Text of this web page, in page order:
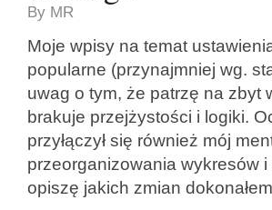
By MR
Moje wpisy na temat
popularne (przynajmniej wg.
uwag o tym, że patrzę na zbyt
brakuje przejżystości i logiki.
przyłączył się również mój
przeorganizowania wykresów
opiszę jakich zmian